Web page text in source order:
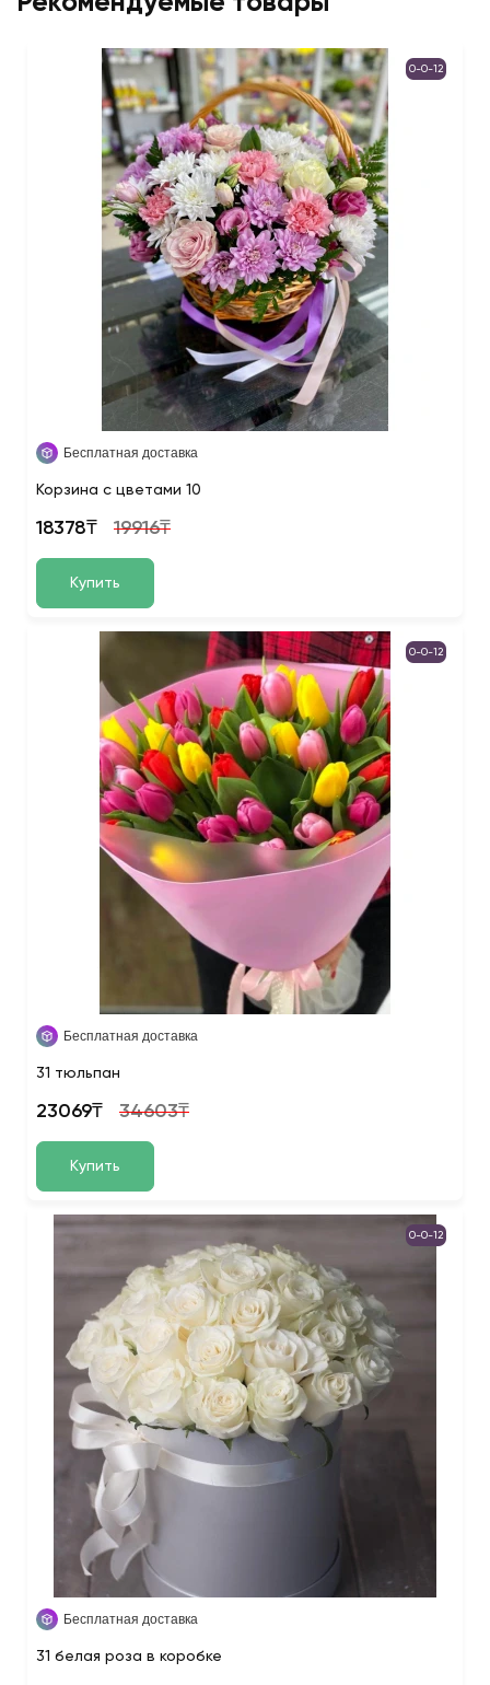
0-0-12
Бесплатная доставка
Корзина с цветами 10
18378₸ 19916₸
Купить
0-0-12
Бесплатная доставка
31 тюльпан
23069₸ 34603₸
Купить
0-0-12
Бесплатная доставка
31 белая роза в коробке